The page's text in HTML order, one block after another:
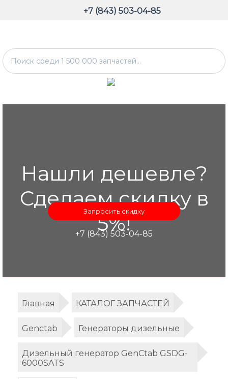
+7 (843) 503-04-85
Нашли дешевле?
Сделаем скидку в
5%!
Запросить скидку
+7 (843) 503-04-85
Главная КАТАЛОГ ЗАПЧАСТЕЙ
Genctab Генераторы дизельные
Дизельный генератор GenCtab GSDG-
6000SATS